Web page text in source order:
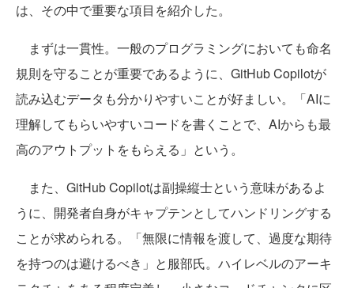
は、その中で重要な項目を紹介した。
まずは一貫性。一般のプログラミングにおいても命名
規則を守ることが重要であるように、GitHub Copilotが
読み込むデータも分かりやすいことが好ましい。「AIに
理解してもらいやすいコードを書くことで、AIからも最
高のアウトプットをもらえる」という。
また、GitHub Copilotは副操縦士という意味があるよ
うに、開発者自身がキャプテンとしてハンドリングする
ことが求められる。「無限に情報を渡して、過度な期待
を持つのは避けるべき」と服部氏。ハイレベルのアーキ